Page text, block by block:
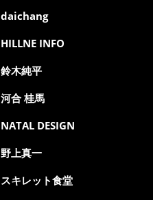
daichang
HILLNE INFO
鈴木純平
河合 桂馬
NATAL DESIGN
野上真一
スキレット食堂